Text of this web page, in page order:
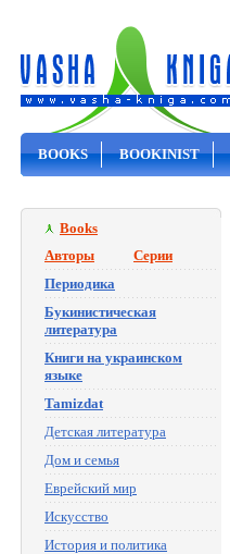
BOOKS BOOKINIST
Books
Авторы
Серии
Периодика
Букинистическая
литература
Книги на украинском
языке
Tamizdat
Детская литература
Дом и семья
Еврейский мир
Искусство
История и политика